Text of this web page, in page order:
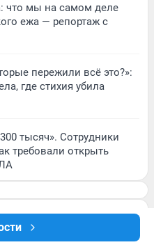
что мы на самом деле
ежа — репортаж с
пережили всё это?»:
где стихия убила
тысяч». Сотрудники
требовали открыть